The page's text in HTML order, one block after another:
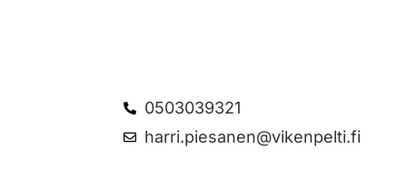
0503039321
harri.piesanen@vikenpelti.fi